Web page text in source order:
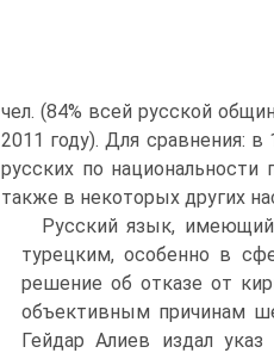
чел. (84% всей русской
2011 году). Для сравнения:
русских по
также в некоторых других
Русский язык, имеющий
турецким, особенно в
решение об отказе от
объективным причинам
Гейдар Алиев издал